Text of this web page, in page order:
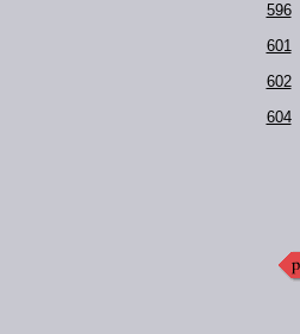
596
601
602
604